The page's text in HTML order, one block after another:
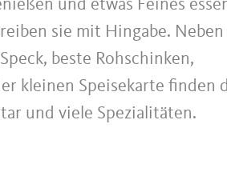
und etwas Feines
sie mit Hingabe. Neben
beste Rohschinken,
kleinen Speisekarte finden
und viele Spezialitäten.